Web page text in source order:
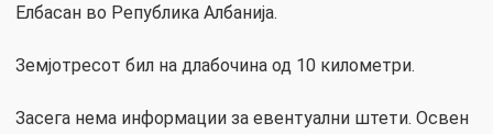
Елбасан во Република Албанија.
Земјотресот бил на длабочина од 10 километри.
Засега нема информации за евентуални штети. Освен